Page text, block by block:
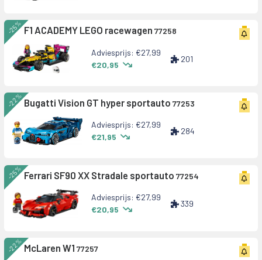
-25% F1 ACADEMY LEGO racewagen 77258
Adviesprijs: €27,99
€20,95
201
-22%Bugatti Vision GT hyper sportauto 77253
Adviesprijs: €27,99
€21,95
284
-25% Ferrari SF90 XX Stradale sportauto 77254
Adviesprijs: €27,99
€20,95
339
-22%McLaren W1 77257